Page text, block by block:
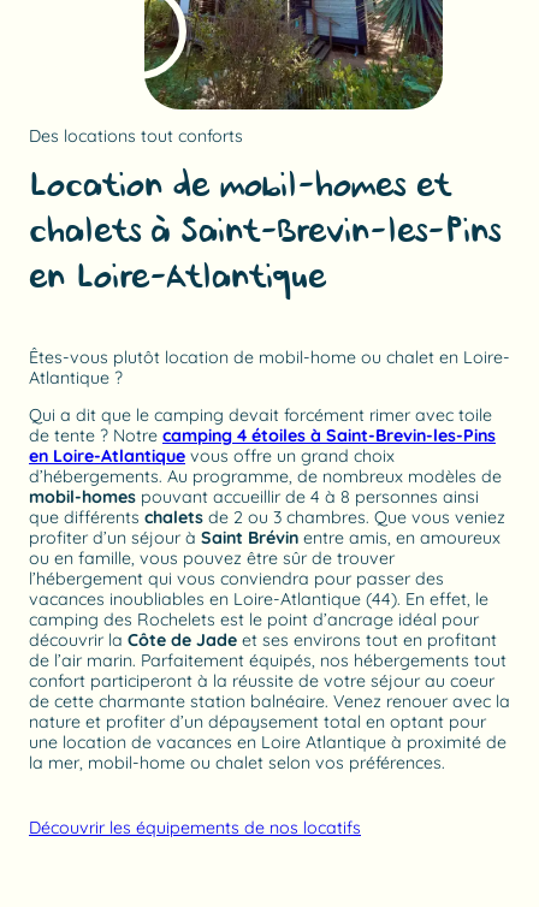
Des locations tout conforts
Location de mobil-homes et
chalets à Saint-Brevin-les-Pins
en Loire-Atlantique
Êtes-vous plutôt location de mobil-home ou chalet en Loire-
Atlantique ?
Qui a dit que le camping devait forcément rimer avec toile
de tente ? Notre camping 4 étoiles à Saint-Brevin-les-Pins
en Loire-Atlantique vous offre un grand choix
d’hébergements. Au programme, de nombreux modèles de
mobil-homes pouvant accueillir de 4 à 8 personnes ainsi
que différents chalets de 2 ou 3 chambres. Que vous veniez
profiter d’un séjour à Saint Brévin entre amis, en amoureux
ou en famille, vous pouvez être sûr de trouver
l’hébergement qui vous conviendra pour passer des
vacances inoubliables en Loire-Atlantique (44). En effet, le
camping des Rochelets est le point d’ancrage idéal pour
découvrir la Côte de Jade et ses environs tout en profitant
de l’air marin. Parfaitement équipés, nos hébergements tout
confort participeront à la réussite de votre séjour au coeur
de cette charmante station balnéaire. Venez renouer avec la
nature et profiter d’un dépaysement total en optant pour
une location de vacances en Loire Atlantique à proximité de
la mer, mobil-home ou chalet selon vos préférences.
Découvrir les équipements de nos locatifs